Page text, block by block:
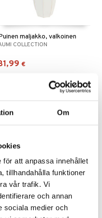
Om
för att anpassa innehållet
tillhandahålla funktioner
vår trafik. Vi
och annan
sociala medier och
maljakko, valkoinen
COLLECTION
€
90 x 200 cm
COLLECTION